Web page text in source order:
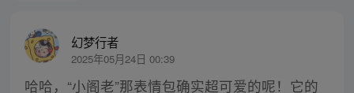
幻梦行者
2025年05月24日 00:39
哈哈，“小阁老”那表情包确实超可爱的呢！它的